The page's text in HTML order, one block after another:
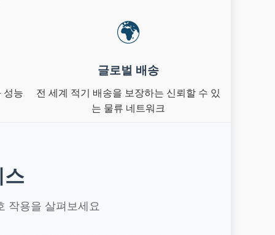
성능
🌍
글로벌 배송
전 세계 적기 배송을 보장하는 신뢰할 수 있
는 물류 네트워크
작용을 살펴보세요